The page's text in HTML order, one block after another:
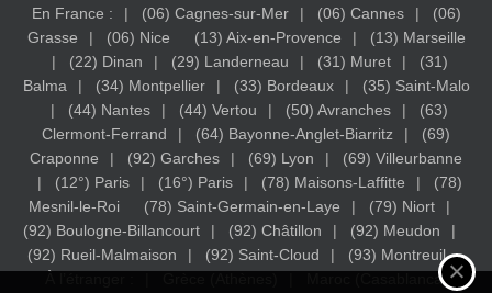
En France : (06) Cagnes-sur-Mer (06) Cannes
(06)
Grasse
(06) Nice (13) Aix-en-Provence
(13) Marseille
(22) Dinan
(29) Landerneau (31) Muret
(31)
Balma
(34) Montpellier (33) Bordeaux
(35) Saint-Malo
(44) Nantes
(44) Vertou (50) Avranches
(63)
Clermont-Ferrand
(64) Bayonne-Anglet-Biarritz
(69)
Craponne
(92) Garches (69) Lyon
(69) Villeurbanne
(12°) Paris
(16°) Paris (78) Maisons-Laffitte
(78)
Mesnil-le-Roi
(78) Saint-Germain-en-Laye
(79) Niort
(92) Boulogne-Billancourt
(92) Châtillon
(92) Meudon
(92) Rueil-Malmaison
(92) Saint-Cloud
(93) Montreuil
Maroc (Casablanca)